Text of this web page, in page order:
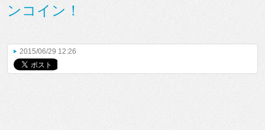
ンコイン！
2015/06/29 12:26